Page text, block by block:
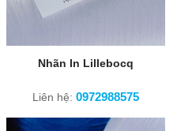
Nhãn In Lillebocq
Liên hệ: 0972988575